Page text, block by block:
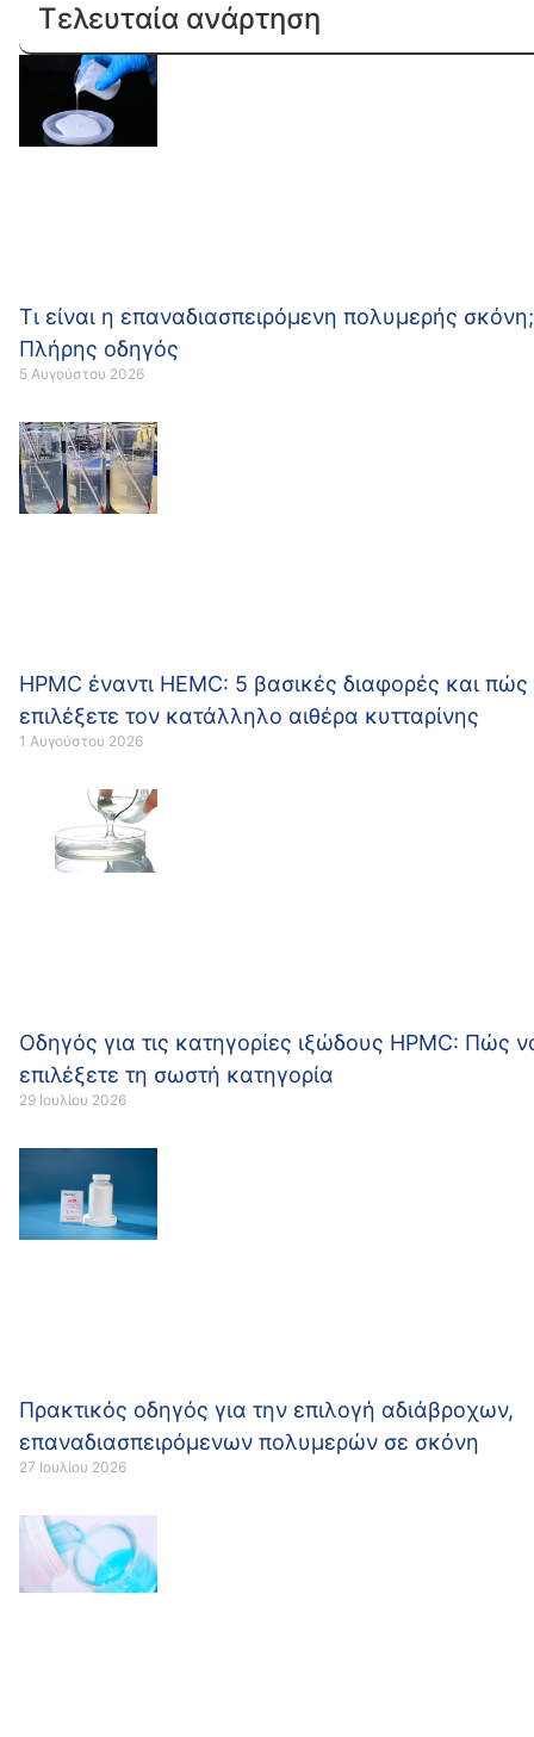
Τελευταία ανάρτηση
Τι είναι η επαναδιασπειρόμενη πολυμερής σκόνη;
Πλήρης οδηγός
5 Αυγούστου 2026
HPMC έναντι HEMC: 5 βασικές διαφορές και
επιλέξετε τον κατάλληλο αιθέρα κυτταρίνης
1 Αυγούστου 2026
Οδηγός για τις κατηγορίες ιξώδους HPMC: Πώς
επιλέξετε τη σωστή κατηγορία
29 Ιουλίου 2026
Πρακτικός οδηγός για την επιλογή αδιάβροχων,
επαναδιασπειρόμενων πολυμερών σε σκόνη
27 Ιουλίου 2026